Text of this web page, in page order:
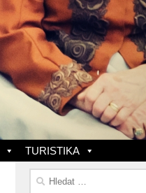
TURISTIKA
Vyhledávání